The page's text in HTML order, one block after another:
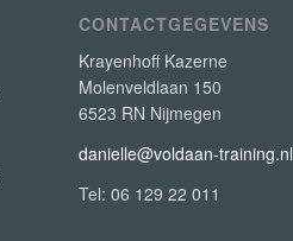
CONTACTGEGEVENS
Krayenhoff Kazerne
Molenveldlaan 150
6523 RN Nijmegen
danielle@voldaan-training.nl
Tel: 06 129 22 011